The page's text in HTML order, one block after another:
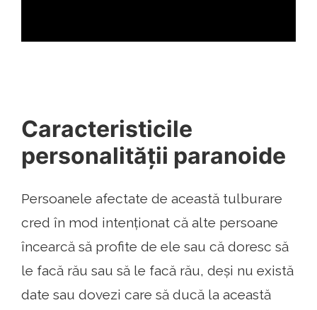
Caracteristicile
personalității paranoide
Persoanele afectate de această tulburare
cred în mod intenționat că alte persoane
încearcă să profite de ele sau că doresc să
le facă rău sau să le facă rău, deși nu există
date sau dovezi care să ducă la această